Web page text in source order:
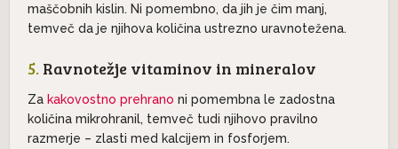
maščobnih kislin. Ni pomembno, da jih je čim manj,
temveč da je njihova količina ustrezno uravnotežena.
5. Ravnotežje vitaminov in mineralov
Za kakovostno prehrano ni pomembna le zadostna
količina mikrohranil, temveč tudi njihovo pravilno
razmerje – zlasti med kalcijem in fosforjem.